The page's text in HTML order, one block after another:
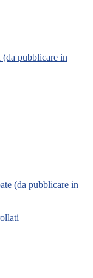
pubblicare in
(da pubblicare in